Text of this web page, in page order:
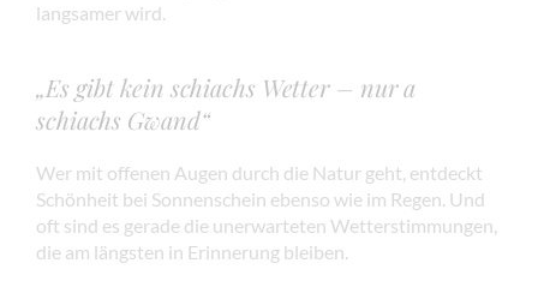
langsamer wird.
„Es gibt kein schiachs Wetter – nur a
schiachs Gwand“
Wer mit offenen Augen durch die Natur geht, entdeckt
Schönheit bei Sonnenschein ebenso wie im Regen. Und
oft sind es gerade die unerwarteten Wetterstimmungen,
die am längsten in Erinnerung bleiben.